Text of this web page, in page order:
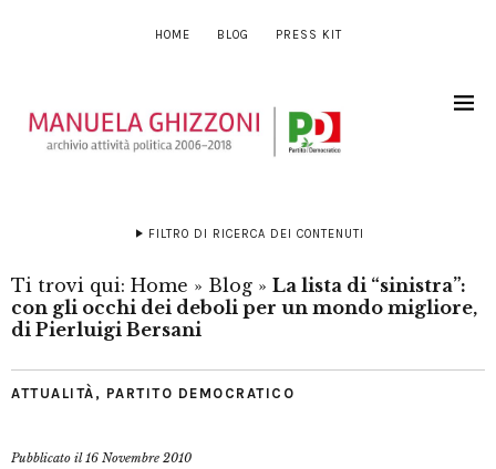
HOME BLOG PRESS KIT
FILTRO DI RICERCA DEI CONTENUTI
Ti trovi qui: Home » Blog » La lista di “sinistra”:
con gli occhi dei deboli per un mondo migliore,
di Pierluigi Bersani
ATTUALITÀ , PARTITO DEMOCRATICO
Pubblicato il16 Novembre 2010